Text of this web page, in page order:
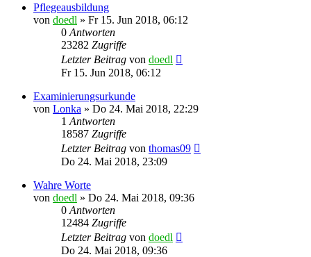
Pflegeausbildung
von doedl » Fr 15. Jun 2018, 06:12
0 Antworten
23282 Zugriffe
Letzter Beitrag von doedl
Fr 15. Jun 2018, 06:12
Examinierungsurkunde
von Lonka » Do 24. Mai 2018, 22:29
1 Antworten
18587 Zugriffe
Letzter Beitrag von thomas09
Do 24. Mai 2018, 23:09
Wahre Worte
von doedl » Do 24. Mai 2018, 09:36
0 Antworten
12484 Zugriffe
Letzter Beitrag von doedl
Do 24. Mai 2018, 09:36